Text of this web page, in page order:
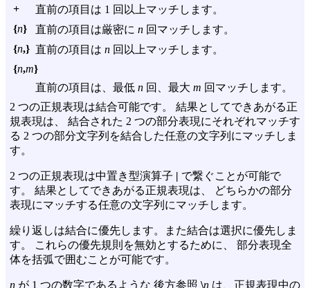
+
直前の項目は 1 回以上マッチします。
{n} 直前の項目は厳密に n 回マッチします。
{n,} 直前の項目は n 回以上マッチします。
{n,m}
直前の項目は、最低 n 回、最大 m 回マッチします。
2 つの正規表現は結合可能です。 結果としてできあがる正
規表現は、 結合された 2 つの部分表現にそれぞれマッチす
る 2 つの部分文字列を結合した任意の文字列にマッチしま
す。
2 つの正規表現は中置き型演算子 | で繋ぐことが可能で
す。 結果としてできあがる正規表現は、 どちらかの部分
表現にマッチする任意の文字列にマッチします。
繰り返しは結合に優先します。また結合は選択に優先しま
す。 これらの優先規則を無効とするために、 部分表現全
体を括弧で囲むことが可能です。
n が 1 つの数字であるような 後方参照 \n は、正規表現中の